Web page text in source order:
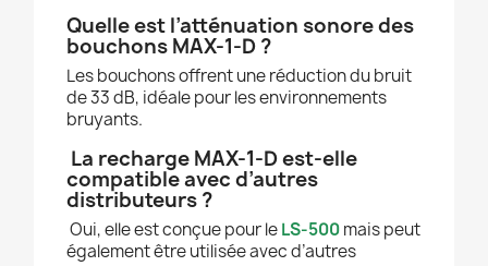
Quelle est l’atténuation sonore des
bouchons MAX-1-D ?
Les bouchons offrent une réduction du bruit
de 33 dB, idéale pour les environnements
bruyants.
La recharge MAX-1-D est-elle
compatible avec d’autres
distributeurs ?
Oui, elle est conçue pour leLS-500mais peut
également être utilisée avec d’autres